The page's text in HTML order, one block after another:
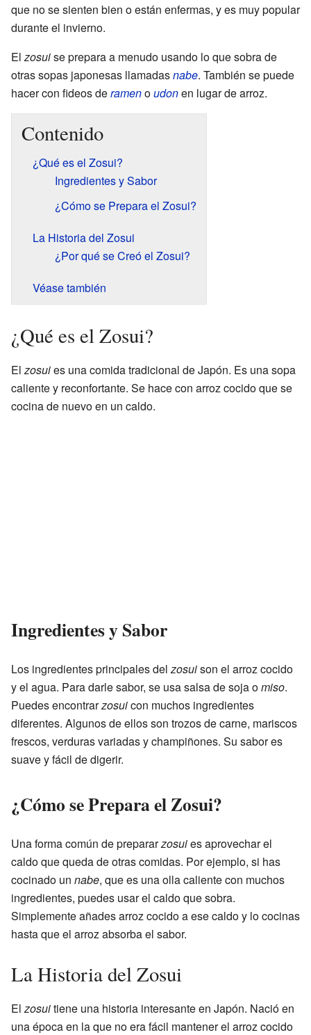
que no se sienten bien o están enfermas, y es muy popular
durante el invierno.
El zosuise prepara a menudo usando lo que sobra de
otras sopas japonesas llamadasnabe. También se puede
hacer con fideos deramenoudonen lugar de arroz.
Contenido
¿Qué es el Zosui?
Ingredientes y Sabor
¿Cómo se Prepara el Zosui?
La Historia del Zosui
¿Por qué se Creó el Zosui?
Véase también
¿Qué es el Zosui?
El zosuies una comida tradicional de Japón. Es una sopa
caliente y reconfortante. Se hace con arroz cocido que se
cocina de nuevo en un caldo.
Ingredientes y Sabor
Los ingredientes principales del zosuison el arroz cocido
y el agua. Para darle sabor, se usa salsa de soja omiso.
Puedes encontrarzosuicon muchos ingredientes
diferentes. Algunos de ellos son trozos de carne, mariscos
frescos, verduras variadas y champiñones. Su sabor es
suave y fácil de digerir.
¿Cómo se Prepara el Zosui?
Una forma común de prepararzosuies aprovechar el
caldo que queda de otras comidas. Por ejemplo, si has
cocinado un nabe, que es una olla caliente con muchos
ingredientes, puedes usar el caldo que sobra.
Simplemente añades arroz cocido a ese caldo y lo cocinas
hasta que el arroz absorba el sabor.
La Historia del Zosui
El zosuitiene una historia interesante en Japón. Nació en
una época en la que no era fácil mantener el arroz cocido